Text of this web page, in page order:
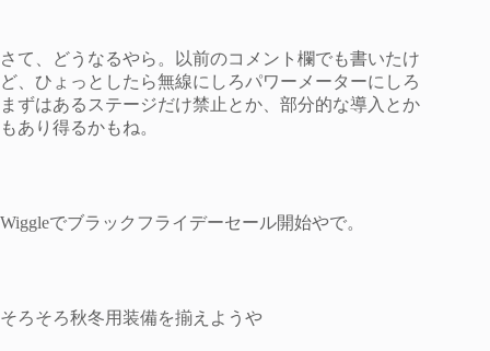
さて、どうなるやら。以前のコメント欄でも書いたけ
ど、ひょっとしたら無線にしろパワーメーターにしろ
まずはあるステージだけ禁止とか、部分的な導入とか
もあり得るかもね。
Wiggleでブラックフライデーセール開始やで。
そろそろ秋冬用装備を揃えようや